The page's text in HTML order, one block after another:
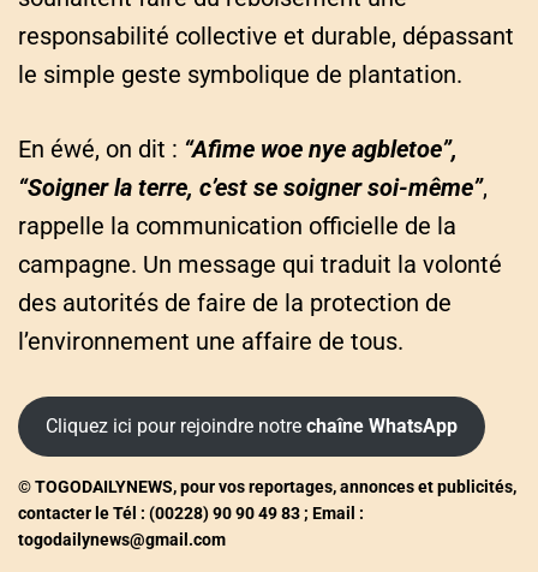
responsabilité collective et durable, dépassant
le simple geste symbolique de plantation.
En éwé, on dit : “Afime woe nye agbletoe”,
“Soigner la terre, c’est se soigner soi-même”,
rappelle la communication officielle de la
campagne. Un message qui traduit la volonté
des autorités de faire de la protection de
l’environnement une affaire de tous.
Cliquez ici pour rejoindre notre chaîne WhatsApp
© TOGODAILYNEWS, pour vos reportages, annonces et publicités,
contacter le Tél : (00228) 90 90 49 83 ; Email :
togodailynews@gmail.com